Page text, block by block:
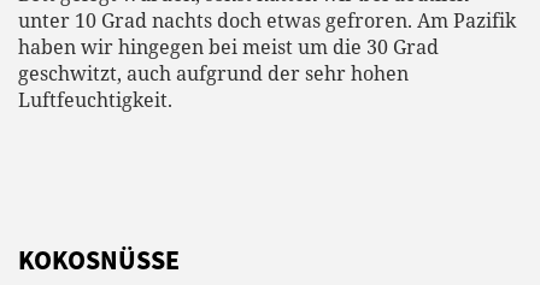
unter 10 Grad nachts doch etwas gefroren. Am Pazifik
haben wir hingegen bei meist um die 30 Grad
geschwitzt, auch aufgrund der sehr hohen
Luftfeuchtigkeit.
KOKOSNÜSSE